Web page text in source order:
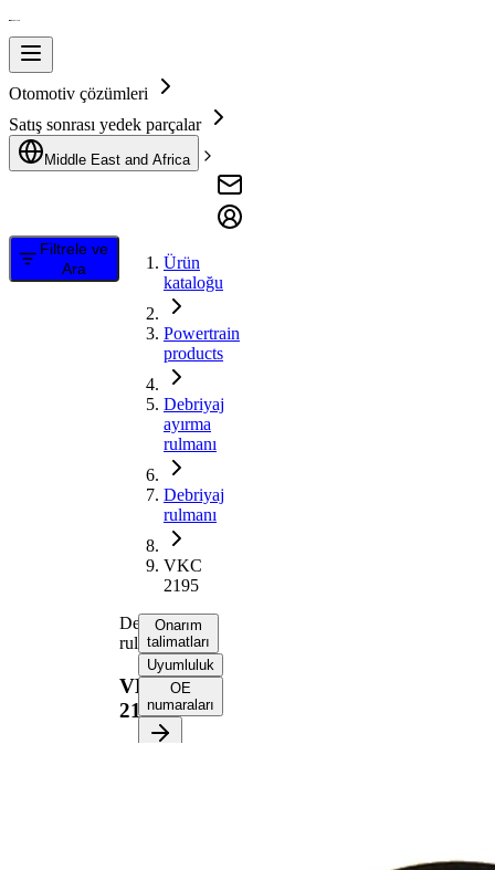
Otomotiv çözümleri
Satış sonrası yedek parçalar
Middle East and Africa
Filtrele ve
Ara
Ürün
kataloğu
Powertrain
products
Debriyaj
ayırma
rulmanı
Debriyaj
rulmanı
VKC
2195
Debriyaj
rulmanı
VKC
2195
Onarım
talimatları
Uyumluluk
OE
numaraları